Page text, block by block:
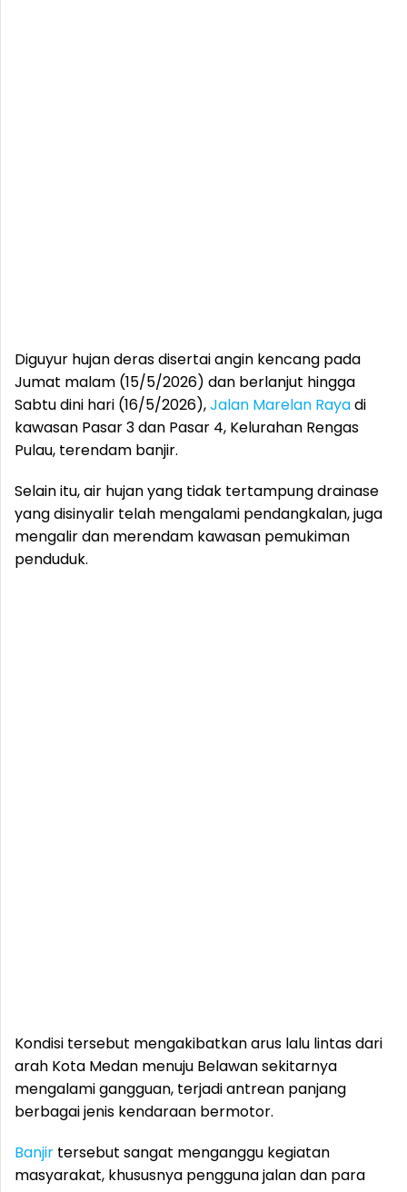
Diguyur hujan deras disertai angin kencang pada
Jumat malam (15/5/2026) dan berlanjut hingga
Sabtu dini hari (16/5/2026),Jalan Marelan Rayadi
kawasan Pasar 3 dan Pasar 4, Kelurahan Rengas
Pulau, terendam banjir.
Selain itu, air hujan yang tidak tertampung drainase
yang disinyalir telah mengalami pendangkalan, juga
mengalir dan merendam kawasan pemukiman
penduduk.
Kondisi tersebut mengakibatkan arus lalu lintas dari
arah Kota Medan menuju Belawan sekitarnya
mengalami gangguan, terjadi antrean panjang
berbagai jenis kendaraan bermotor.
Banjir tersebut sangat menganggu kegiatan
masyarakat, khususnya pengguna jalan dan para